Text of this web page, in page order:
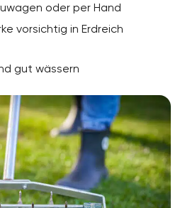
oder per Hand
vorsichtig in Erdreich
gut wässern